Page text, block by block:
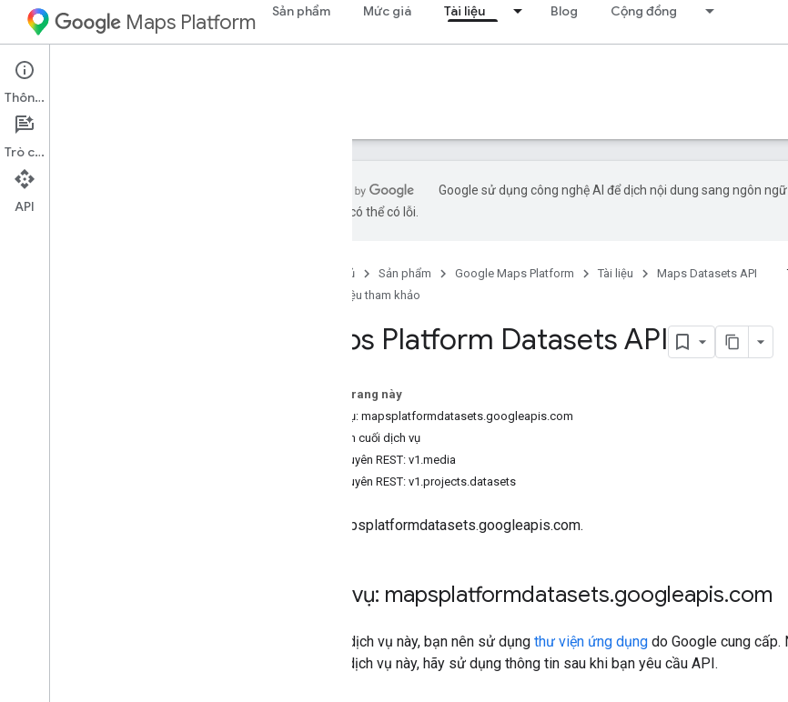
Maps Platform Sản phẩm Mức giá Tài liệu Blog Cộng đồng
Maps Datasets API
Hướng dẫn
Google sử dụng công nghệ AI để dịch nội dung sang ngôn
bằng AI có thể có lỗi.
Trang chủ Sản phẩm Google Maps Platform Tài liệu
Maps Datasets API
Tài liệu tham khảo
Maps Platform Datasets API
Trên trang này
Dịch vụ: mapsplatformdatasets.googleapis.com
Điểm cuối dịch vụ
Tài nguyên REST: v1.media
Tài nguyên REST: v1.projects.datasets
API mapsplatformdatasets.googleapis.com.
Dịch vụ: mapsplatformdatasets.googleapis.com
Để gọi dịch vụ này, bạn nên sử dụng thư viện ứng dụng do Google cung cấp.
để gọi dịch vụ này, hãy sử dụng thông tin sau khi bạn yêu cầu API.
Thông tin
Trò chuyện
API